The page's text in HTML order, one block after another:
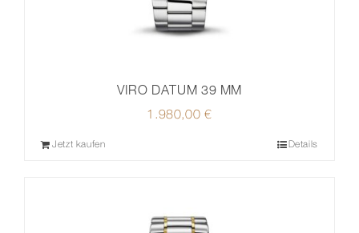
VIRO DATUM 39 MM
1.980,00€
Jetzt kaufen Details